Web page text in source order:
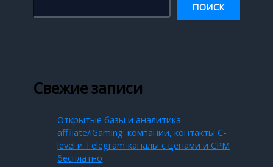
ПОИСК
Свежие записи
Открытые базы и аналитика
affiliate/iGaming: компании, контакты C-
level и Telegram‑каналы с ценами и CPM
бесплатно